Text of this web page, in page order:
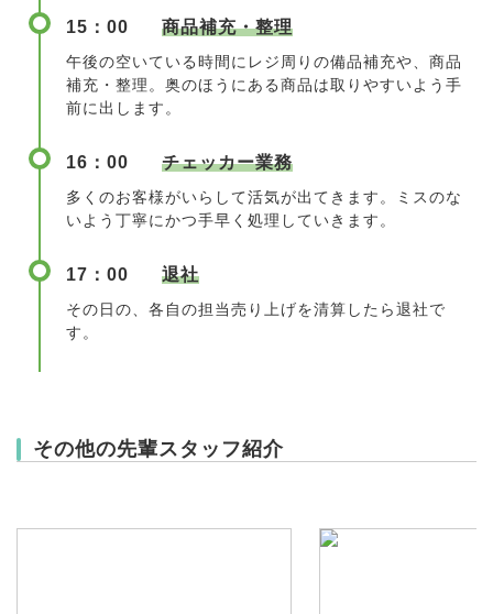
15：00 商品補充・整理
午後の空いている時間にレジ周りの備品補充や、商品
補充・整理。奥のほうにある商品は取りやすいよう手
前に出します。
16：00 チェッカー業務
多くのお客様がいらして活気が出てきます。ミスのな
いよう丁寧にかつ手早く処理していきます。
17：00 退社
その日の、各自の担当売り上げを清算したら退社で
す。
その他の先輩スタッフ紹介